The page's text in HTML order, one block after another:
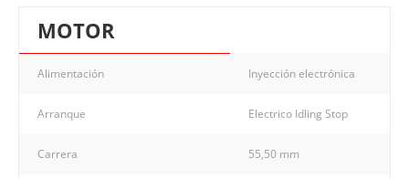
MOTOR
Alimentación Inyección electrónica
Arranque Electrico Idling Stop
Carrera 55,50 mm